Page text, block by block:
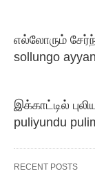
எல்லோரும்
sollungo
இக்காட்டில்
puliyundu
RECENT POSTS